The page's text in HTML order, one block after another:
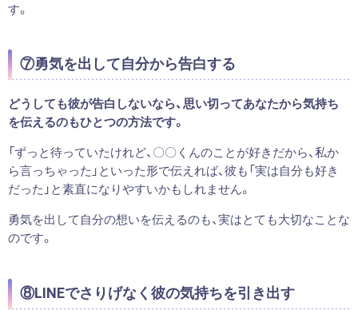
す。
⑦勇気を出して自分から告白する
どうしても彼が告白しないなら、思い切ってあなたから気持ち
を伝えるのもひとつの方法です。
「ずっと待っていたけれど、〇〇くんのことが好きだから、私か
ら言っちゃった」といった形で伝えれば、彼も「実は自分も好き
だった」と素直になりやすいかもしれません。
勇気を出して自分の想いを伝えるのも、実はとても大切なことな
のです。
⑧LINEでさりげなく彼の気持ちを引き出す